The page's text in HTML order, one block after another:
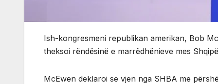
Ish-kongresmeni republikan amerikan, Bob
theksoi rëndësinë e marrëdhënieve mes
McEwen deklaroi se vjen nga SHBA me